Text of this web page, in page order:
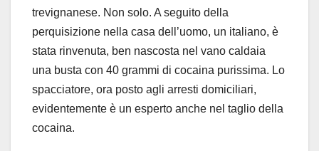
trevignanese. Non solo. A seguito della
perquisizione nella casa dell’uomo, un italiano, è
stata rinvenuta, ben nascosta nel vano caldaia
una busta con 40 grammi di cocaina purissima. Lo
spacciatore, ora posto agli arresti domiciliari,
evidentemente è un esperto anche nel taglio della
cocaina.